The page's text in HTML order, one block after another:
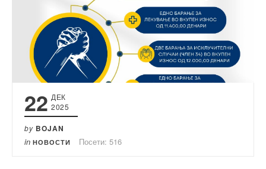
22 ДЕК
2025
by BOJAN
in НОВОСТИ Посети: 516